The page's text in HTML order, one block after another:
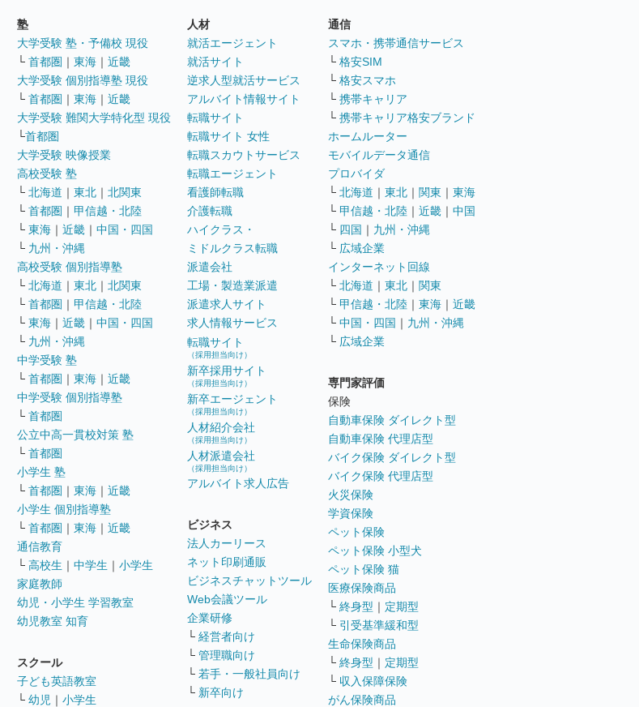
塾
大学受験 塾・予備校 現役
└ 首都圏 ｜ 東海 ｜ 近畿
大学受験 個別指導塾 現役
└ 首都圏 ｜ 東海 ｜ 近畿
大学受験 難関大学特化型 現役
└首都圏
大学受験 映像授業
高校受験 塾
└ 北海道 ｜ 東北 ｜ 北関東
└ 首都圏 ｜ 甲信越・北陸
└ 東海 ｜ 近畿 ｜ 中国・四国
└ 九州・沖縄
高校受験 個別指導塾
└ 北海道 ｜ 東北 ｜ 北関東
└ 首都圏 ｜ 甲信越・北陸
└ 東海 ｜ 近畿 ｜ 中国・四国
└ 九州・沖縄
中学受験 塾
└ 首都圏 ｜ 東海 ｜ 近畿
中学受験 個別指導塾
└ 首都圏
公立中高一貫校対策 塾
└ 首都圏
小学生 塾
└ 首都圏 ｜ 東海 ｜ 近畿
小学生 個別指導塾
└ 首都圏 ｜ 東海 ｜ 近畿
通信教育
└ 高校生 ｜ 中学生 ｜ 小学生
家庭教師
幼児・小学生 学習教室
幼児教室 知育
スクール
子ども英語教室
└ 幼児 ｜ 小学生
人材
就活エージェント
就活サイト
逆求人型就活サービス
アルバイト情報サイト
転職サイト
転職サイト 女性
転職スカウトサービス
転職エージェント
看護師転職
介護転職
ハイクラス・
ミドルクラス転職
派遣会社
工場・製造業派遣
派遣求人サイト
求人情報サービス
転職サイト
（採用担当向け）
新卒採用サイト
（採用担当向け）
新卒エージェント
（採用担当向け）
人材紹介会社
（採用担当向け）
人材派遣会社
（採用担当向け）
アルバイト求人広告
ビジネス
法人カーリース
ネット印刷通販
ビジネスチャットツール
Web会議ツール
企業研修
└ 経営者向け
└ 管理職向け
└ 若手・一般社員向け
└ 新卒向け
通信
スマホ・携帯通信サービス
└ 格安SIM
└ 格安スマホ
└ 携帯キャリア
└ 携帯キャリア格安ブランド
ホームルーター
モバイルデータ通信
プロバイダ
└ 北海道 ｜ 東北 ｜ 関東 ｜ 東海
└ 甲信越・北陸 ｜ 近畿 ｜ 中国
└ 四国 ｜ 九州・沖縄
└ 広域企業
インターネット回線
└ 北海道 ｜ 東北 ｜ 関東
└ 甲信越・北陸 ｜ 東海 ｜ 近畿
└ 中国・四国 ｜ 九州・沖縄
└ 広域企業
専門家評価
保険
自動車保険 ダイレクト型
自動車保険 代理店型
バイク保険 ダイレクト型
バイク保険 代理店型
火災保険
学資保険
ペット保険
ペット保険 小型犬
ペット保険 猫
医療保険商品
└ 終身型 ｜ 定期型
└ 引受基準緩和型
生命保険商品
└ 終身型 ｜ 定期型
└ 収入保障保険
がん保険商品